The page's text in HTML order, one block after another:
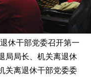
休干部党委召开第一
局局长、机关离退休
关离退休干部党委委